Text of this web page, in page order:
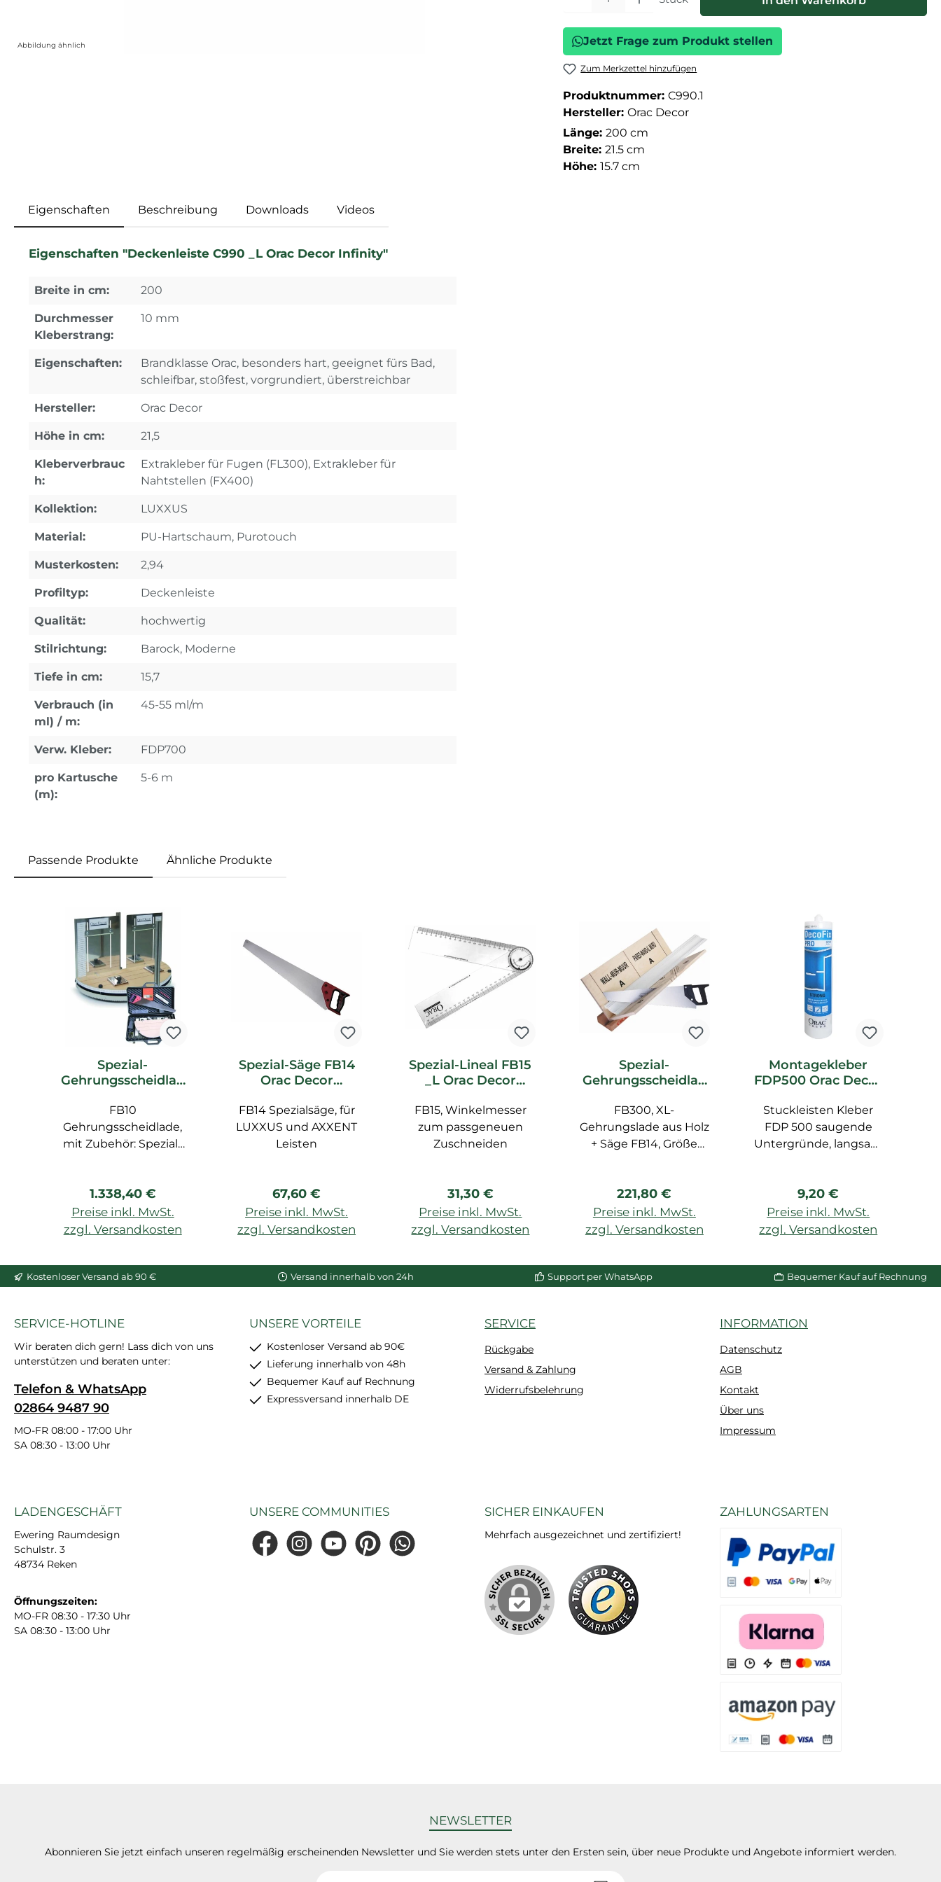
Abbildung ähnlich Jetzt Frage zum Produkt stellen
Zum Merkzettel hinzufügen
Produktnummer: C990.1
Hersteller: Orac Decor
Länge: 200 cm
Breite: 21.5 cm
Höhe: 15.7 cm
Eigenschaften Beschreibung Downloads Videos
Eigenschaften "Deckenleiste C990 _L Orac Decor Infinity"
Breite in cm: 200
Durchmesser
Kleberstrang:
10 mm
Eigenschaften:
Brandklasse Orac, besonders hart, geeignet fürs Bad,
schleifbar, stoßfest, vorgrundiert, überstreichbar
Hersteller: Orac Decor
Höhe in cm: 21,5
Kleberverbrauc
h:
Extrakleber für Fugen (FL300), Extrakleber für
Nahtstellen (FX400)
Kollektion: LUXXUS
Material: PU-Hartschaum, Purotouch
Musterkosten: 2,94
Profiltyp: Deckenleiste
Qualität: hochwertig
Stilrichtung: Barock, Moderne
Tiefe in cm: 15,7
Verbrauch (in
ml) / m:
45-55 ml/m
Verw. Kleber: FDP700
pro Kartusche
(m):
5-6 m
Passende Produkte Ähnliche Produkte
Spezial-
Gehrungsscheidlad
Zubehör
FB10
Gehrungsscheidlade,
mit Zubehör: Spezial-
FB15
Regulärer Preis:
1.338,40 €
Preise inkl. MwSt.
zzgl. Versandkosten
Spezial-Säge FB14
Orac Decor
FB14 Spezialsäge, für
LUXXUS und AXXENT
Leisten
Regulärer Preis:
67,60 €
Preise inkl. MwSt.
zzgl. Versandkosten
Spezial-Lineal FB15
_L Orac Decor
FB15, Winkelmesser
zum passgeneuen
Zuschneiden
Regulärer Preis:
31,30 €
Preise inkl. MwSt.
zzgl. Versandkosten
Spezial-
Gehrungsscheidlad
Zubehör
FB300, XL-
Gehrungslade aus Holz
+ Säge FB14, Größe
Regulärer Preis:
221,80 €
Preise inkl. MwSt.
zzgl. Versandkosten
Montagekleber
FDP500 Orac Decor
Stuckleisten Kleber
FDP 500 saugende
Untergründe, langsam
24 Std., für LUXXUS,
BASIXX, AXXENT, 310
ml, für Innenräume, für
geeignet.
Regulärer Preis:
9,20 €
Preise inkl. MwSt.
zzgl. Versandkosten
Kostenloser Versand ab 90 € Versand innerhalb von 24h Support per WhatsApp Bequemer Kauf auf Rechnung
SERVICE-HOTLINE
Wir beraten dich gern! Lass dich von uns
unterstützen und beraten unter:
Telefon & WhatsApp
02864 9487 90
MO-FR 08:00 - 17:00 Uhr
SA 08:30 - 13:00 Uhr
UNSERE VORTEILE
Kostenloser Versand ab 90€
Lieferung innerhalb von 48h
Bequemer Kauf auf Rechnung
Expressversand innerhalb DE
SERVICE
Rückgabe
Versand & Zahlung
Widerrufsbelehrung
INFORMATION
Datenschutz
AGB
Kontakt
Über uns
Impressum
LADENGESCHÄFT
Ewering Raumdesign
Schulstr. 3
48734 Reken
Öffnungszeiten:
MO-FR 08:30 - 17:30 Uhr
SA 08:30 - 13:00 Uhr
UNSERE COMMUNITIES
FacebookInstagramYouTubePinterestWhatsApp
SICHER EINKAUFEN
Mehrfach ausgezeichnet und zertifiziert!
ZAHLUNGSARTEN
NEWSLETTER
Abonnieren Sie jetzt einfach unseren regelmäßig erscheinenden Newsletter und Sie werden stets unter den Ersten sein, über neue Produkte und Angebote informiert werden.